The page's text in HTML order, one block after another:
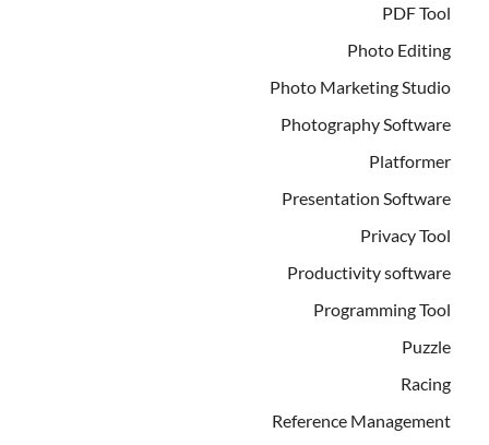
PDF Tool
Photo Editing
Photo Marketing Studio
Photography Software
Platformer
Presentation Software
Privacy Tool
Productivity software
Programming Tool
Puzzle
Racing
Reference Management